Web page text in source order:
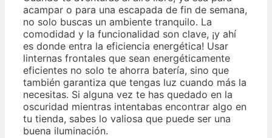
acampar o para una escapada de fin de semana,
no solo buscas un ambiente tranquilo. La
comodidad y la funcionalidad son clave, ¡y ahí
es donde entra la eficiencia energética! Usar
linternas frontales que sean energéticamente
eficientes no solo te ahorra batería, sino que
también garantiza que tengas luz cuando más la
necesitas. Si alguna vez te has quedado en la
oscuridad mientras intentabas encontrar algo en
tu tienda, sabes lo valiosa que puede ser una
buena iluminación.